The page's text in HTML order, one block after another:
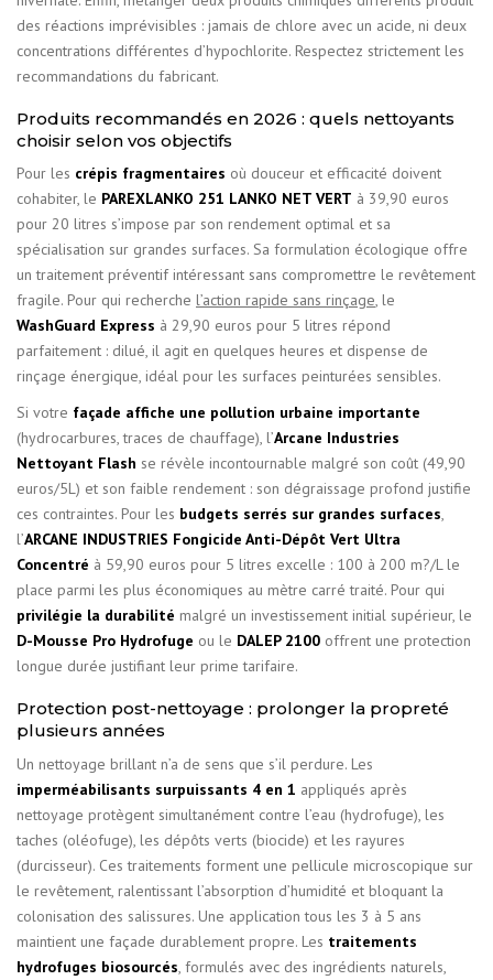
des réactions imprévisibles : jamais de chlore avec un acide, ni deux
concentrations différentes d’hypochlorite. Respectez strictement les
recommandations du fabricant.
Produits recommandés en 2026 : quels nettoyants
choisir selon vos objectifs
Pour les crépis fragmentaires où douceur et efficacité doivent
cohabiter, le PAREXLANKO 251 LANKO NET VERT à 39,90 euros
pour 20 litres s’impose par son rendement optimal et sa
spécialisation sur grandes surfaces. Sa formulation écologique offre
un traitement préventif intéressant sans compromettre le revêtement
fragile. Pour qui recherche l’action rapide sans rinçage, le
WashGuard Express à 29,90 euros pour 5 litres répond
parfaitement : dilué, il agit en quelques heures et dispense de
rinçage énergique, idéal pour les surfaces peinturées sensibles.
Si votre façade affiche une pollution urbaine importante
(hydrocarbures, traces de chauffage), l’Arcane Industries
Nettoyant Flash se révèle incontournable malgré son coût (49,90
euros/5L) et son faible rendement : son dégraissage profond justifie
ces contraintes. Pour les budgets serrés sur grandes surfaces,
l’ARCANE INDUSTRIES Fongicide Anti-Dépôt Vert Ultra
Concentré à 59,90 euros pour 5 litres excelle : 100 à 200 m?/L le
place parmi les plus économiques au mètre carré traité. Pour qui
privilégie la durabilité malgré un investissement initial supérieur, le
D-Mousse Pro Hydrofuge ou le DALEP 2100 offrent une protection
longue durée justifiant leur prime tarifaire.
Protection post-nettoyage : prolonger la propreté
plusieurs années
Un nettoyage brillant n’a de sens que s’il perdure. Les
imperméabilisants surpuissants 4 en 1 appliqués après
nettoyage protègent simultanément contre l’eau (hydrofuge), les
taches (oléofuge), les dépôts verts (biocide) et les rayures
(durcisseur). Ces traitements forment une pellicule microscopique sur
le revêtement, ralentissant l’absorption d’humidité et bloquant la
colonisation des salissures. Une application tous les 3 à 5 ans
maintient une façade durablement propre. Les traitements
hydrofuges biosourcés, formulés avec des ingrédients naturels,